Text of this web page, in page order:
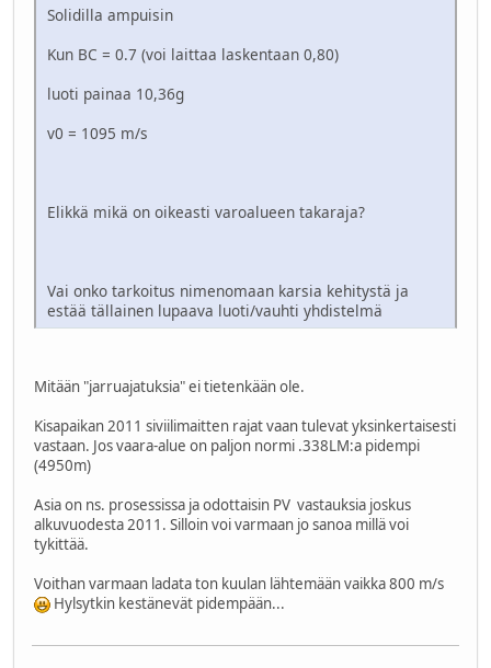
Solidilla ampuisin
Kun BC = 0.7 (voi laittaa laskentaan 0,80)
luoti painaa 10,36g
v0 = 1095 m/s
Elikkä mikä on oikeasti varoalueen takaraja?
Vai onko tarkoitus nimenomaan karsia kehitystä ja
estää tällainen lupaava luoti/vauhti yhdistelmä
Mitään "jarruajatuksia" ei tietenkään ole.
Kisapaikan 2011 siviilimaitten rajat vaan tulevat yksinkertaisesti
vastaan. Jos vaara-alue on paljon normi .338LM:a pidempi
(4950m)
Asia on ns. prosessissa ja odottaisin PV vastauksia joskus
alkuvuodesta 2011. Silloin voi varmaan jo sanoa millä voi
tykittää.
Voithan varmaan ladata ton kuulan lähtemään vaikka 800 m/s
Hylsytkin kestänevät pidempään...